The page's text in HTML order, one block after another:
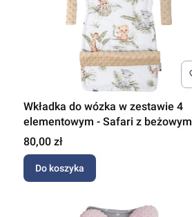
Wkładka do wózka w zestawie 4
elementowym - Safari z beżowym
Minky
Cena
80,00 zł
Do koszyka